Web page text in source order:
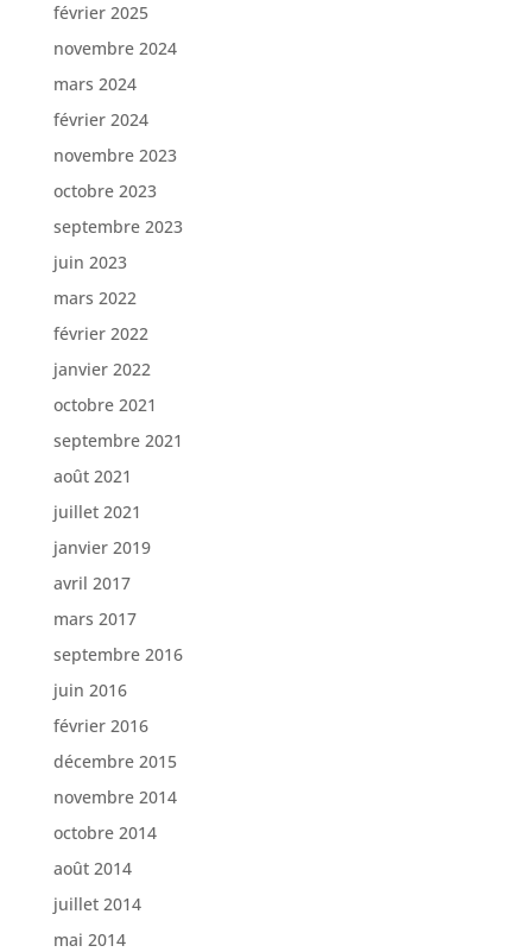
février 2025
novembre 2024
mars 2024
février 2024
novembre 2023
octobre 2023
septembre 2023
juin 2023
mars 2022
février 2022
janvier 2022
octobre 2021
septembre 2021
août 2021
juillet 2021
janvier 2019
avril 2017
mars 2017
septembre 2016
juin 2016
février 2016
décembre 2015
novembre 2014
octobre 2014
août 2014
juillet 2014
mai 2014